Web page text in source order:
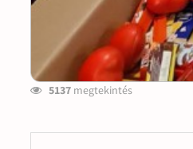
5137 megtekintés